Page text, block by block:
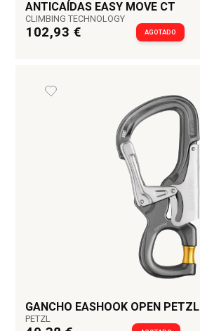
ANTICAÍDAS EASY MOVE CT
CLIMBING TECHNOLOGY
102,93 € AGOTADO
GANCHO EASHOOK OPEN PETZL
PETZL